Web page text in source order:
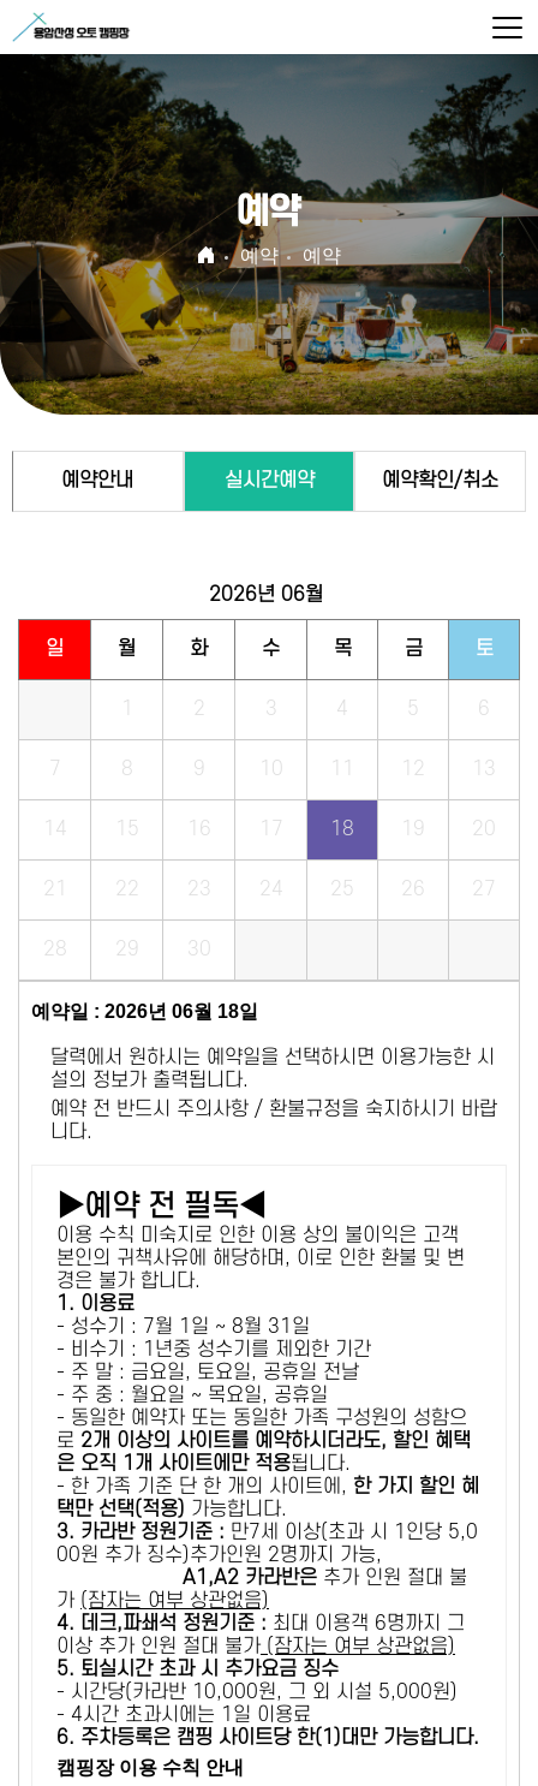
예약
예약 예약
예약안내 실시간예약 예약확인/취소
2026년 06월
일 월 화 수 목 금 토
1 2 3 4 5 6
7 8 9 10 11 12 13
14 15 16 17 18 19 20
21 22 23 24 25 26 27
28 29 30
예약일 : 2026년 06월 18일
달력에서 원하시는 예약일을 선택하시면 이용가능한 시
설의 정보가 출력됩니다.
예약 전 반드시 주의사항 / 환불규정을 숙지하시기 바랍
니다.
▶예약 전 필독◀
이용 수칙 미숙지로 인한 이용 상의 불이익은 고객
본인의 귀책사유에 해당하며, 이로 인한 환불 및 변
경은 불가 합니다.
1. 이용료
- 성수기 : 7월 1일 ~ 8월 31일
- 비수기 : 1년중 성수기를 제외한 기간
- 주 말 : 금요일, 토요일, 공휴일 전날
- 주 중 : 월요일 ~ 목요일, 공휴일
- 동일한 예약자 또는 동일한 가족 구성원의 성함으
로 2개 이상의 사이트를 예약하시더라도, 할인 혜택
은 오직 1개 사이트에만 적용됩니다.
- 한 가족 기준 단 한 개의 사이트에, 한 가지 할인 혜
택만 선택(적용) 가능합니다.
3. 카라반 정원기준 : 만7세 이상(초과 시 1인당 5,0
00원 추가 징수)추가인원 2명까지 가능,
A1,A2 카라반은 추가 인원 절대 불
가 (잠자는 여부 상관없음)
4. 데크,파쇄석 정원기준 : ​최대 이용객 6명까지 그
이상 추가 인원 절대 불가 (잠자는 여부 상관없음)
5. 퇴실시간 초과 시 추가요금 징수
- 시간당(카라반 10,000원, 그 외 시설 5,000원)
- 4시간 초과시에는 1일 이용료
6. 주차등록은 캠핑 사이트당 한(1)대만 가능합니다.
캠핑장 이용 수칙 안내